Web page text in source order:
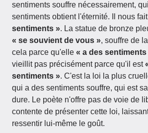
sentiments souffre nécessairement,
sentiments obtient l'éternité. Il nous
sentiments ». La statue de bronze
« se souvient de vous », souffre de
cela parce qu'elle « a des sentiments
vieillit pas précisément parce qu'il est
sentiments ». C'est la loi la plus
qui a des sentiments souffre, qui est
dure. Le poète n'offre pas de voie de
contente de présenter cette loi,
ressentir lui-même le goût.